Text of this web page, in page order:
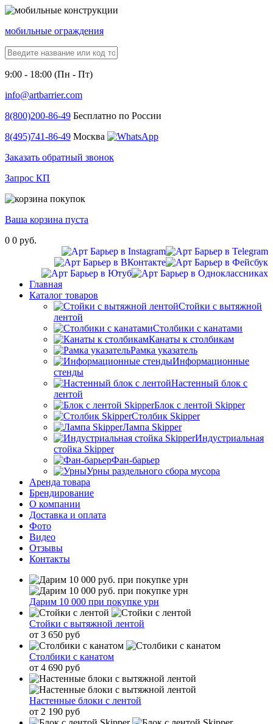
мобильные ограждения
9:00 - 18:00 (Пн - Пт)
info@artbarrier.com
8(800)200-86-49 Бесплатно по России
8(495)741-86-49 Москва
Заказать обратный звонок
Запрос КП
Ваша корзина пуста
0 0 руб.
Главная
Каталог товаров
Стойки с вытяжной
лентой
Столбики с канатами
Канаты к столбикам
Рамка указатель
Информационные
стенды
Настенный блок с
лентой
Блок с лентой Skipper
Столбик Skipper
Лампа Skipper
Индустриальная
стойка Skipper
Фан-барьер
Урны раздельного сбора мусора
Аренда товара
Брендирование
О компании
Доставка и оплата
Фото
Видео
Отзывы
Контакты
Дарим 10 000 при покупке урн
Стойки с вытяжной лентой
от 3 650 руб
Столбики с канатом
от 4 690 руб
Настенные блоки с лентой
от 2 190 руб